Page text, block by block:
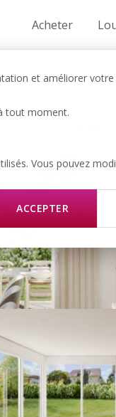
et améliorer votre
tout moment.
Vous pouvez
ACCEPTER
Acheter
–